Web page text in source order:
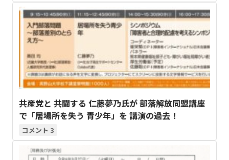
共産党と 共闘する 仁藤夢乃氏が 部落解放同盟講座
で「居場所を失う 青少年」を 講演の過去！
3